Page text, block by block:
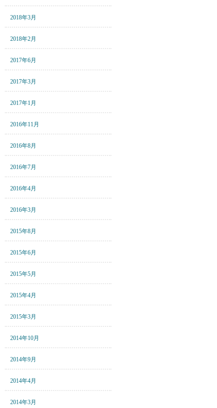
2018年3月
2018年2月
2017年6月
2017年3月
2017年1月
2016年11月
2016年8月
2016年7月
2016年4月
2016年3月
2015年8月
2015年6月
2015年5月
2015年4月
2015年3月
2014年10月
2014年9月
2014年4月
2014年3月